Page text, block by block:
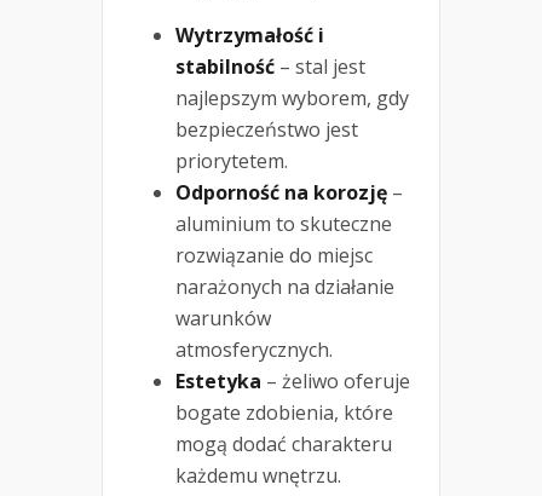
Wytrzymałość i
stabilność – stal jest
najlepszym wyborem, gdy
bezpieczeństwo jest
priorytetem.
Odporność na korozję –
aluminium to skuteczne
rozwiązanie do miejsc
narażonych na działanie
warunków
atmosferycznych.
Estetyka – żeliwo oferuje
bogate zdobienia, które
mogą dodać charakteru
każdemu wnętrzu.